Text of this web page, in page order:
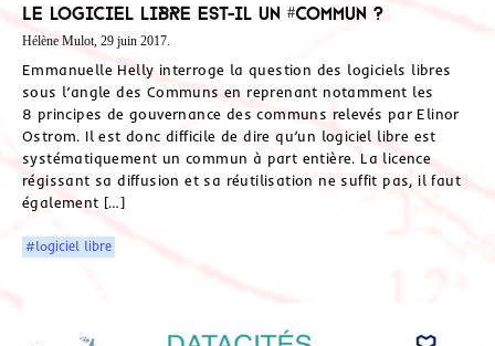
Le logiciel libre est-il un #Commun ?
Hélène Mulot, 29 juin 2017.
Emmanuelle Helly interroge la question des logiciels libres
sous l’angle des Communs en reprenant notamment les
8 principes de gouvernance des communs relevés par Elinor
Ostrom. Il est donc difficile de dire qu’un logiciel libre est
systématiquement un commun à part entière. La licence
régissant sa diffusion et sa réutilisation ne suffit pas, il faut
également […]
#logiciel libre